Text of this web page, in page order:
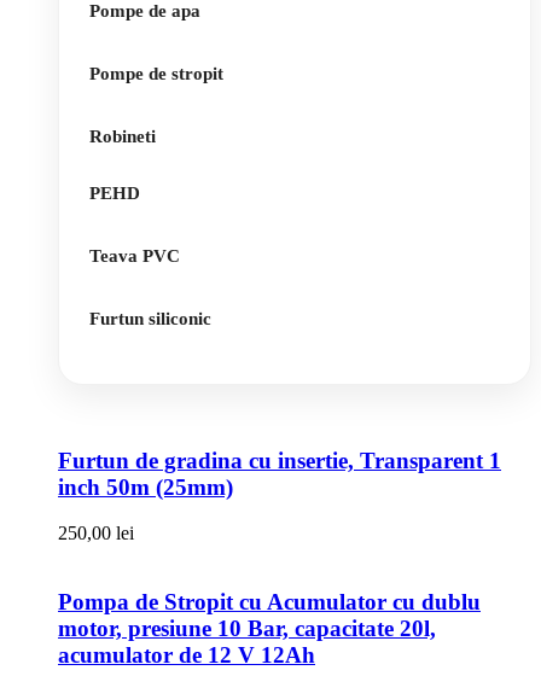
Pompe de apa
Pompe de stropit
Robineti
PEHD
Teava PVC
Furtun siliconic
Furtun de gradina cu insertie, Transparent 1
inch 50m (25mm)
250,00 lei
Pompa de Stropit cu Acumulator cu dublu
motor, presiune 10 Bar, capacitate 20l,
acumulator de 12 V 12Ah